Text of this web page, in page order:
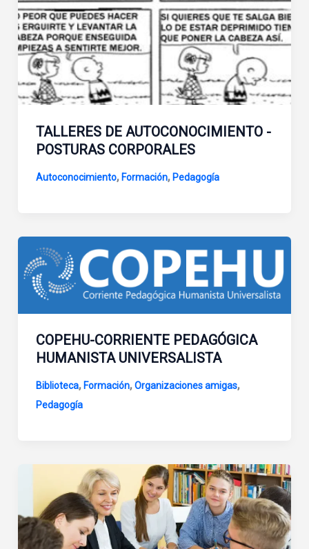
TALLERES DE AUTOCONOCIMIENTO -
POSTURAS CORPORALES
Autoconocimiento, Formación, Pedagogía
COPEHU-CORRIENTE PEDAGÓGICA
HUMANISTA UNIVERSALISTA
Biblioteca, Formación,Organizaciones amigas,
Pedagogía